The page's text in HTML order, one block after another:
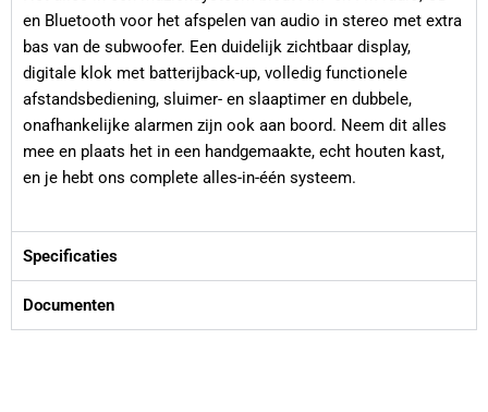
en Bluetooth voor het afspelen van audio in stereo met extra
bas van de subwoofer. Een duidelijk zichtbaar display,
digitale klok met batterijback-up, volledig functionele
afstandsbediening, sluimer- en slaaptimer en dubbele,
onafhankelijke alarmen zijn ook aan boord. Neem dit alles
mee en plaats het in een handgemaakte, echt houten kast,
en je hebt ons complete alles-in-één systeem.
Specificaties
Documenten